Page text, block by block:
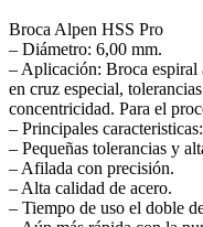
Broca Alpen HSS Pro
– Diámetro: 6,00 mm.
– Aplicación: Broca espiral
en cruz especial,
concentricidad. Para el
– Principales caracteristicas:
– Pequeñas tolerancias y
– Afilada con precisión.
– Alta calidad de acero.
– Tiempo de uso el doble